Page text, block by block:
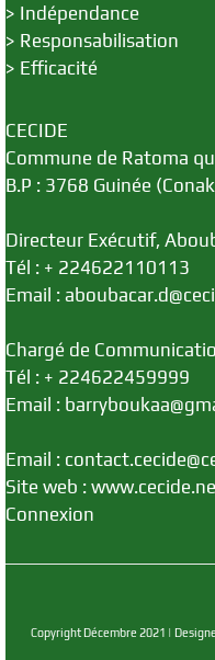
> Indépendance
> Responsabilisation
> Efficacité
CECIDE
Commune de Ratoma
B.P : 3768 Guinée
Directeur Exécutif,
Tél : + 224622110113
Email :
Chargé de
Tél : + 224622459999
Email :
Email :
Site web :
Connexion
Copyright Décembre 2021 |